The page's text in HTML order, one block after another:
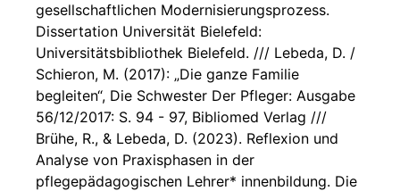
gesellschaftlichen Modernisierungsprozess.
Dissertation Universität Bielefeld:
Universitätsbibliothek Bielefeld. /// Lebeda, D. /
Schieron, M. (2017): „Die ganze Familie
begleiten“, Die Schwester Der Pfleger: Ausgabe
56/12/2017: S. 94 - 97, Bibliomed Verlag ///
Brühe, R., & Lebeda, D. (2023). Reflexion und
Analyse von Praxisphasen in der
pflegepädagogischen Lehrer* innenbildung. Die